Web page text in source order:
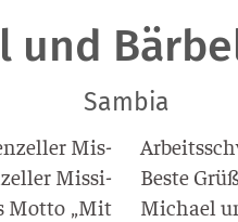
und
Sambia
Mis­
Mis­si­
Mot­to „Mit
Bes­te
Micha­el